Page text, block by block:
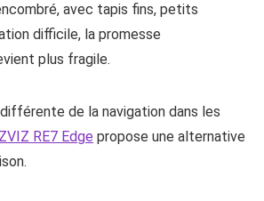
avec tapis fins, petits
difficile, la promesse
plus fragile.
de la navigation dans les
RE7 Edge propose une alternative